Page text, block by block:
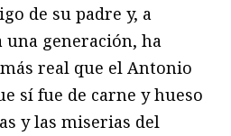
de su padre y, a
una generación, ha
real que el Antonio
sí fue de carne y hueso
y las miserias del